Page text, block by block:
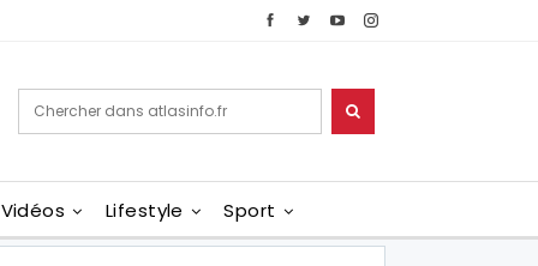
Vidéos Lifestyle Sport